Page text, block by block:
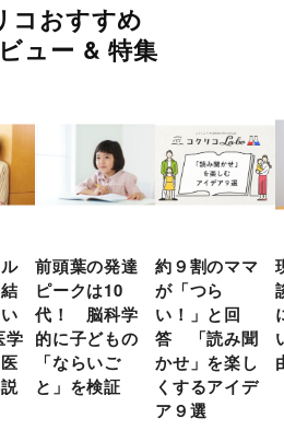
コおすすめ
ュー & 特集
学
前頭葉の発達
ピークは10
代！ 脳科学
的に子どもの
「ならいご
と」を検証
約９割のママ
が「つら
い！」と回
答 「読み聞
かせ」を楽し
くするアイデ
ア９選